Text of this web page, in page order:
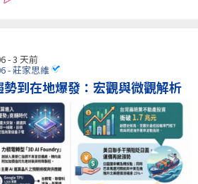
- 3 天前
- 莊家思維
到在地爆發：宏觀與微觀解析